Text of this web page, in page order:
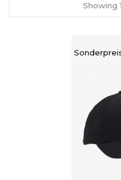
Showing